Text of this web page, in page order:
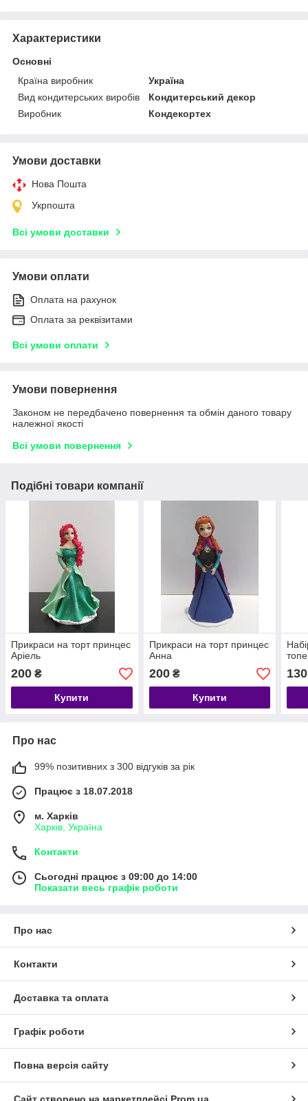
Характеристики
Основні
Країна виробник
Україна
Вид кондитерських виробів
Кондитерський декор
Виробник
Кондекортех
Умови доставки
Нова Пошта
Укрпошта
Всі умови доставки
Умови оплати
Оплата на рахунок
Оплата за реквізитами
Всі умови оплати
Умови повернення
Законом не передбачено повернення та обмін даного товару
належної якості
Всі умови повернення
Подібні товари компанії
Прикраси на торт принцес
Аріель
200 ₴
Купити
Прикраси на торт принцес
Анна
200₴
Купити
130
Про нас
99% позитивних з 300 відгуків за рік
Працює з 18.07.2018
м. Харків
Харків, Україна
Контакти
Сьогодні працює з 09:00 до 14:00
Показати весь графік роботи
Про нас
Контакти
Доставка та оплата
Графік роботи
Повна версія сайту